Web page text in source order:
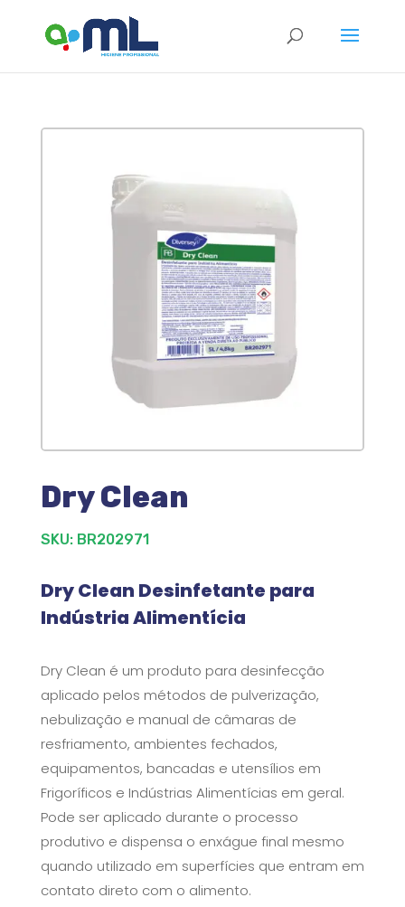
Dry Clean
SKU: BR202971
Dry Clean Desinfetante para
Indústria Alimentícia
Dry Clean é um produto para desinfecção
aplicado pelos métodos de pulverização,
nebulização e manual de câmaras de
resfriamento, ambientes fechados,
equipamentos, bancadas e utensílios em
Frigoríficos e Indústrias Alimentícias em geral.
Pode ser aplicado durante o processo
produtivo e dispensa o enxágue final mesmo
quando utilizado em superfícies que entram em
contato direto com o alimento.